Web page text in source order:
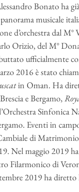
Bonato ha
musicale
d’orchestra dal
Orizio, del M°
ufficialmente
2016 è stato
in Oman. Ha
e Bergamo,
Sinfonica
Eventi in
di
Nel maggio 2019
Filarmonico di
2019 ha diretto